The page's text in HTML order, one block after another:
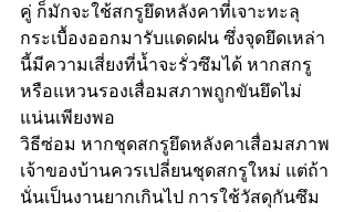
คู่ ก็มักจะใช้สกรูยึดหลังคาที่เจาะทะลุ
กระเบื้องออกมารับแดดฝน ซึ่งจุดยึดเหล่า
นี้มีความเสี่ยงที่น้ำจะรั่วซึมได้ หากสกรู
หรือแหวนรองเสื่อมสภาพถูกขันยึดไม่
แน่นเพียงพอ
วิธีซ่อม หากชุดสกรูยึดหลังคาเสื่อมสภาพ
เจ้าของบ้านควรเปลี่ยนชุดสกรูใหม่ แต่ถ้า
นั่นเป็นงานยากเกินไป การใช้วัสดุกันซึม